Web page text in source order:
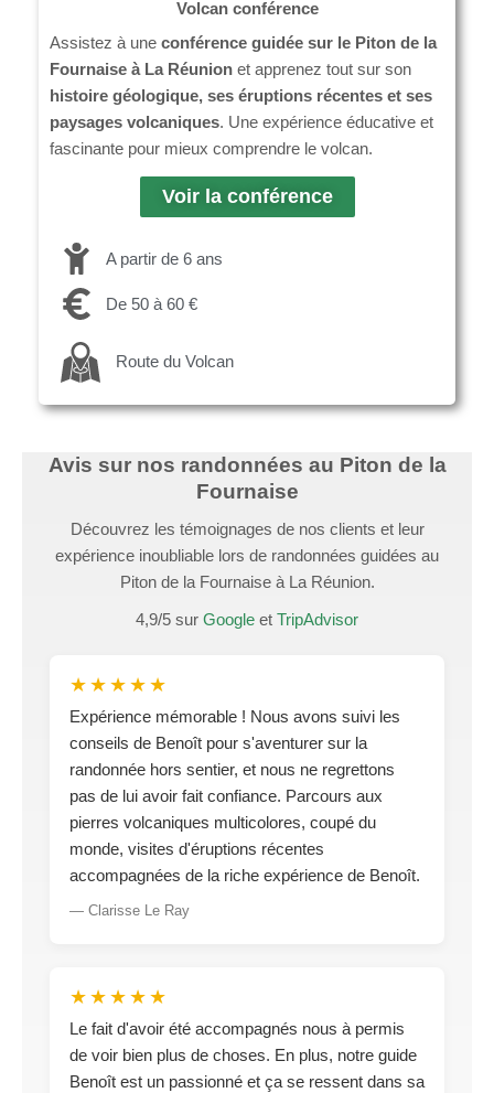
Volcan conférence
Assistez à une conférence guidée sur le Piton de la
Fournaise à La Réunionet apprenez tout sur son
histoire géologique, ses éruptions récentes et ses
paysages volcaniques. Une expérience éducative et
fascinante pour mieux comprendre le volcan.
Voir la conférence
A partir de 6 ans
De 50 à 60 €
Route du Volcan
Avis sur nos randonnées au Piton de la
Fournaise
Découvrez les témoignages de nos clients et leur
expérience inoubliable lors de randonnées guidées au
Piton de la Fournaise à La Réunion.
4,9/5 sur Google et TripAdvisor
★★★★★
Expérience mémorable ! Nous avons suivi les
conseils de Benoît pour s'aventurer sur la
randonnée hors sentier, et nous ne regrettons
pas de lui avoir fait confiance. Parcours aux
pierres volcaniques multicolores, coupé du
monde, visites d'éruptions récentes
accompagnées de la riche expérience de Benoît.
— Clarisse Le Ray
★★★★★
Le fait d'avoir été accompagnés nous à permis
de voir bien plus de choses. En plus, notre guide
Benoît est un passionné et ça se ressent dans sa